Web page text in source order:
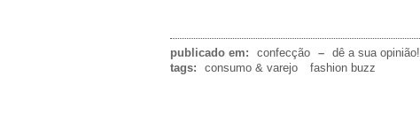
publicado em: confecção – dê a sua opinião!
tags:
consumo & varejo fashion buzz